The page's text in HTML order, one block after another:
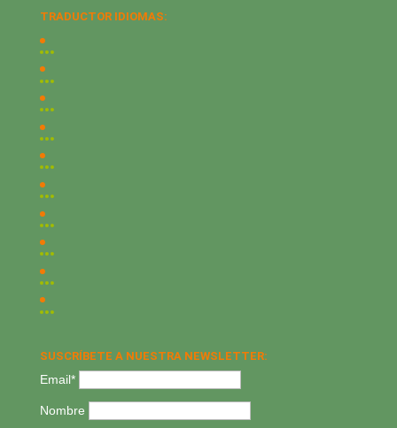
TRADUCTOR IDIOMAS:
SUSCRÍBETE A NUESTRA NEWSLETTER:
Email*
Nombre